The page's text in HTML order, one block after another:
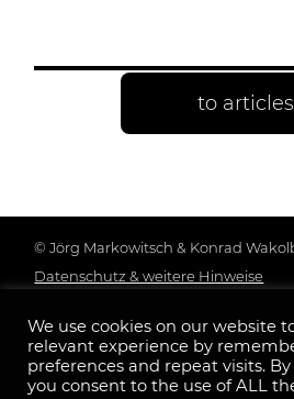
to articles
© Jörg Markowitsch & Konrad
Datenschutz & weitere Hinweise
Impressum
Follow us:
We use cookies on our website
relevant experience by
preferences and repeat visits.
you consent to the use of ALL